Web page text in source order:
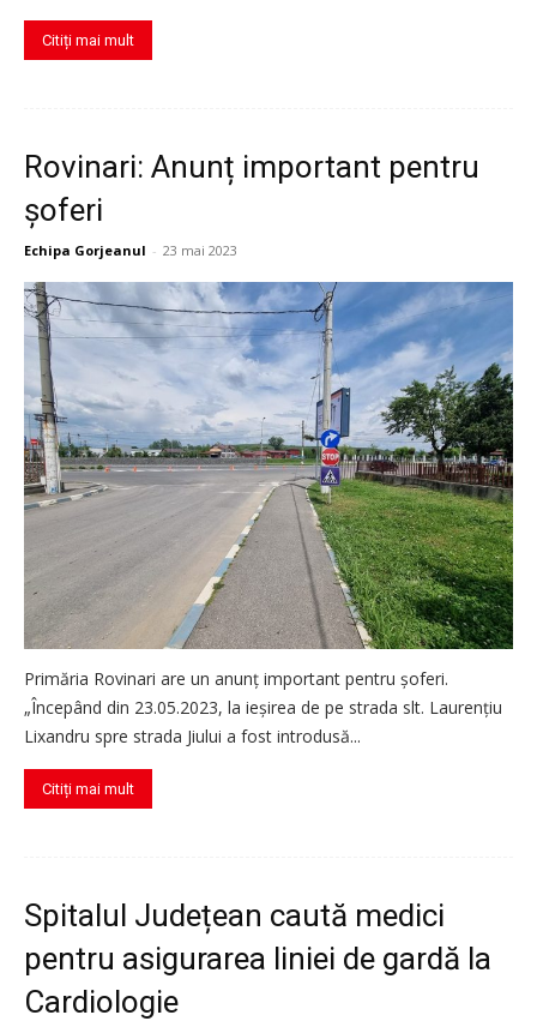
Citiți mai mult
Rovinari: Anunț important pentru
șoferi
Echipa Gorjeanul - 23 mai 2023
Primăria Rovinari are un anunț important pentru șoferi.
„Începând din 23.05.2023, la ieșirea de pe strada slt. Laurențiu
Lixandru spre strada Jiului a fost introdusă...
Citiți mai mult
Spitalul Județean caută medici
pentru asigurarea liniei de gardă la
Cardiologie